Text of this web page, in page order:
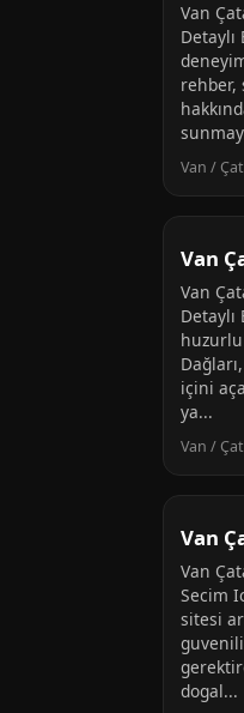
Van
rehber,
Van /
Van
Van
Detaylı
içini
ya...
Van /
Van
Van
Secim
sitesi
dogal...